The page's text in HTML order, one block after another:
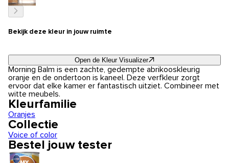
Bekijk deze kleur in jouw ruimte
Open de Kleur Visualizer
Morning Balm is een zachte, gedempte abrikooskleurig
oranje en de ondertoon is kaneel. Deze verfkleur zorgt
ervoor dat elke kamer er fantastisch uitziet. Combineer met
witte meubels.
Kleurfamilie
Oranjes
Collectie
Voice of color
Bestel jouw tester